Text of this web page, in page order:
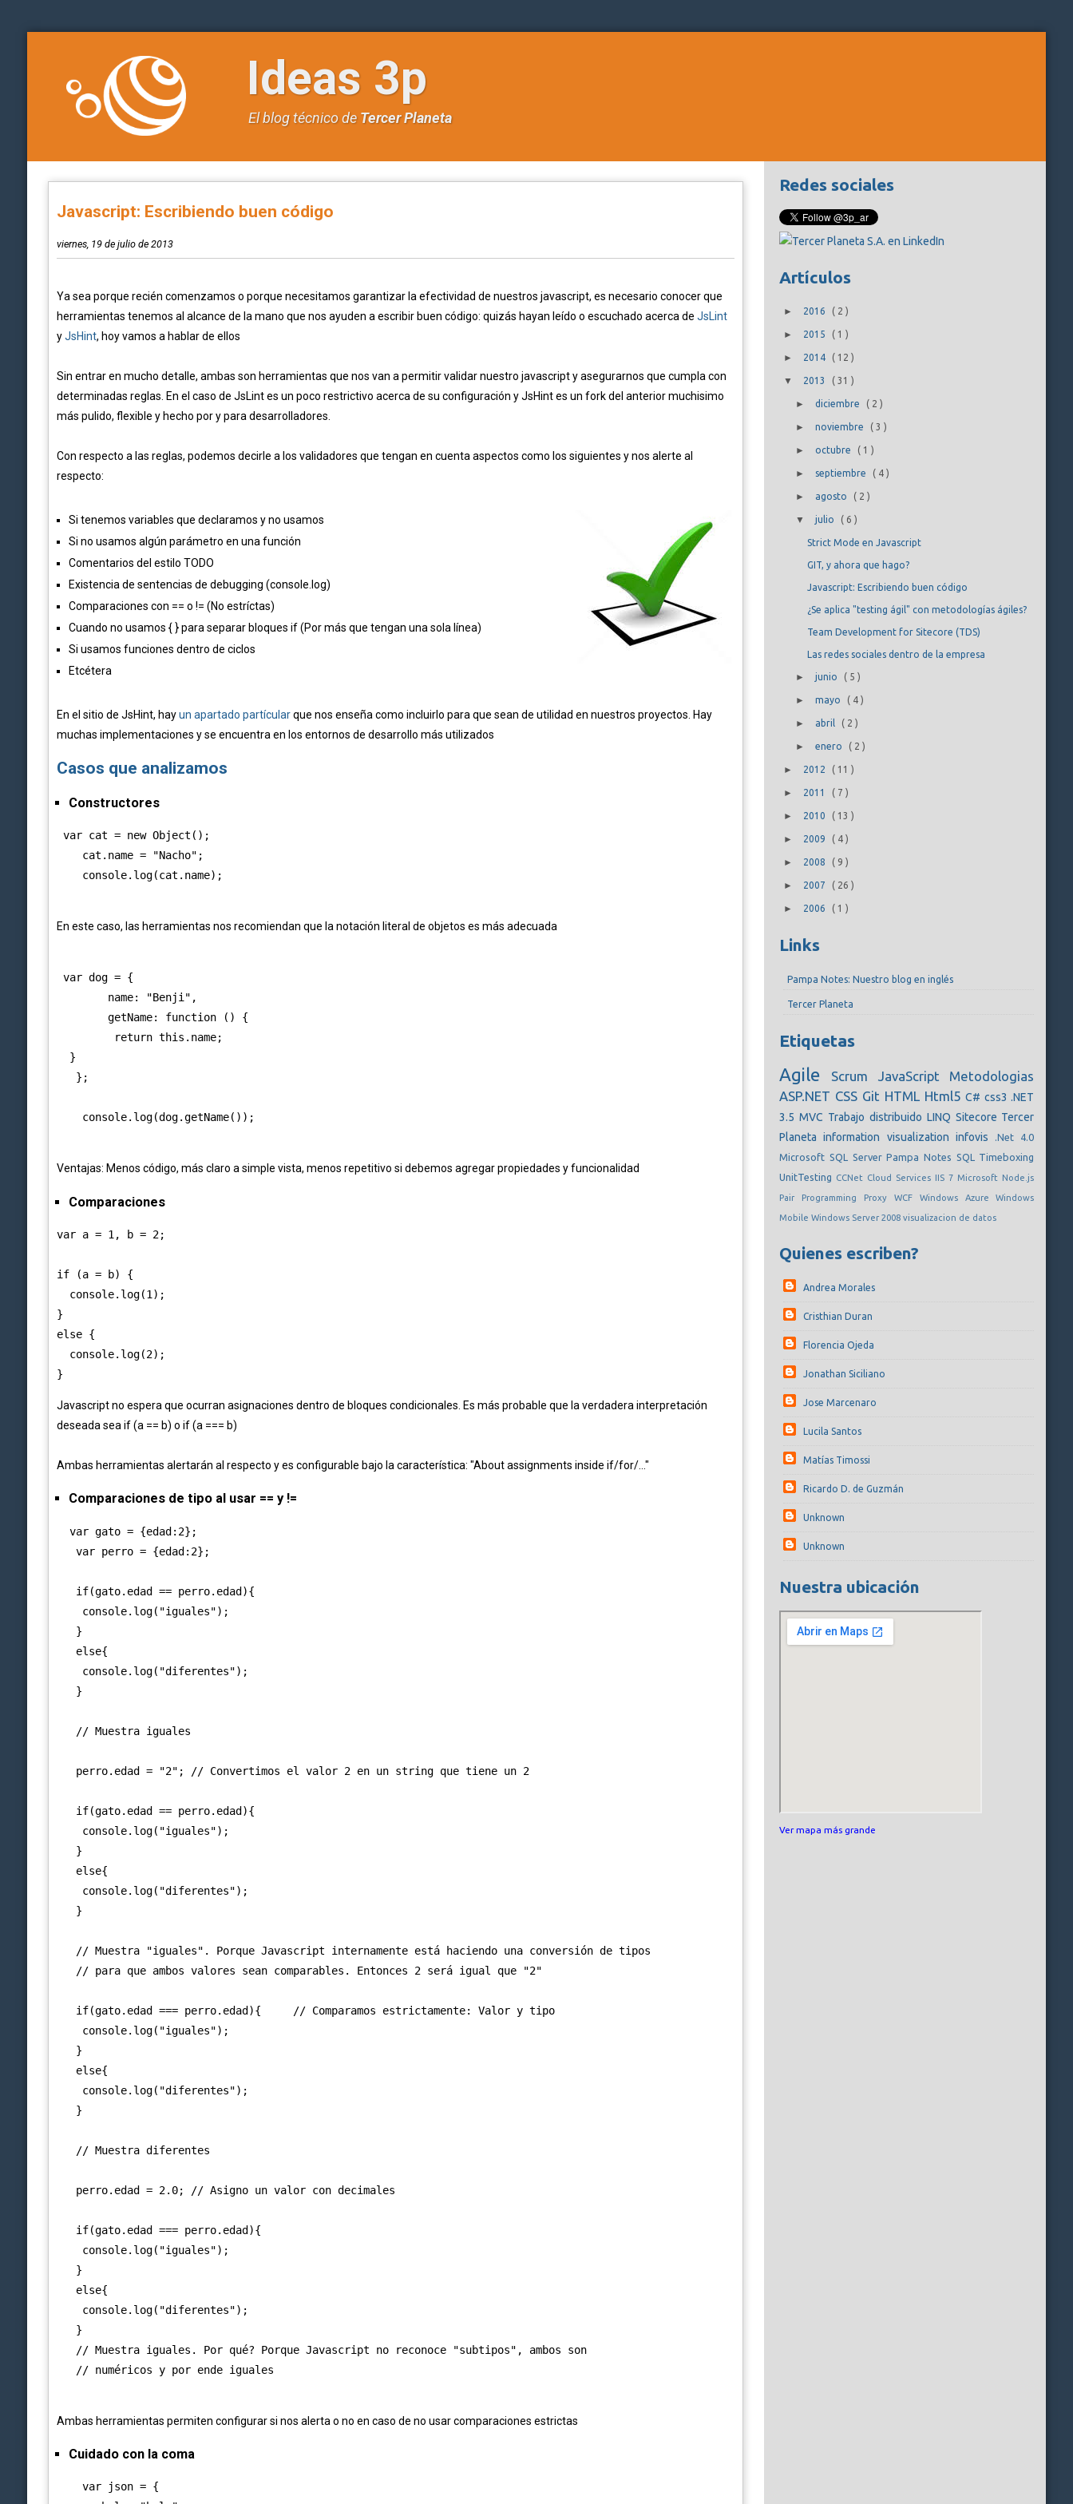
Ideas 3p
El blog técnico deTercer Planeta
Javascript: Escribiendo buen código
viernes, 19 de julio de 2013
Ya sea porque recién comenzamos o porque necesitamos garantizar la efectividad de nuestros javascript, es necesario conocer que
herramientas tenemos al alcance de la mano que nos ayuden a escribir buen código: quizás hayan leído o escuchado acerca de JsLint
yJsHint, hoy vamos a hablar de ellos
Sin entrar en mucho detalle, ambas son herramientas que nos van a permitir validar nuestro javascript y asegurarnos que cumpla con
determinadas reglas. En el caso de JsLint es un poco restrictivo acerca de su configuración y JsHint es un fork del anterior muchisimo
más pulido, flexible y hecho por y para desarrolladores.
Con respecto a las reglas, podemos decirle a los validadores que tengan en cuenta aspectos como los siguientes y nos alerte al
respecto:
Si tenemos variables que declaramos y no usamos
Si no usamos algún parámetro en una función
Comentarios del estilo TODO
Existencia de sentencias de debugging (console.log)
Comparaciones con == o != (No estríctas)
Cuando no usamos { } para separar bloques if (Por más que tengan una sola línea)
Si usamos funciones dentro de ciclos
Etcétera
En el sitio de JsHint, hayun apartado partícularque nos enseña como incluirlo para que sean de utilidad en nuestros proyectos. Hay
muchas implementaciones y se encuentra en los entornos de desarrollo más utilizados
Casos que analizamos
Constructores
var cat = new Object();
    cat.name = "Nacho";
En este caso, las herramientas nos recomiendan que la notación literal de objetos es más adecuada
var dog = {
        name: "Benji",
        getName: function () {
         return this.name;
  }
   };
Ventajas: Menos código, más claro a simple vista, menos repetitivo si debemos agregarpropiedades y funcionalidad
Comparaciones
var a = 1, b = 2;
if (a = b) {
  console.log(1);
}
else {
  console.log(2);
Javascript no espera que ocurran asignaciones dentro de bloques condicionales. Es más probable que la verdadera interpretación
deseada sea if (a == b) o if (a === b)
Ambas herramientas alertarán al respecto y es configurable bajo la característica: "About assignments inside if/for/..."
Comparaciones de tipo al usar == y !=
  var gato = {edad:2};
   var perro = {edad:2};
   if(gato.edad == perro.edad){
    console.log("iguales");
   }
   else{
    console.log("diferentes");
   }
   // Muestra iguales
   perro.edad = "2"; // Convertimos el valor 2 en un string que tiene un 2
   if(gato.edad == perro.edad){
    console.log("iguales");
   }
   else{
    console.log("diferentes");
   }
   // Muestra "iguales". Porque Javascript internamente está haciendo una conversión de tipos
   // para que ambos valores sean comparables. Entonces 2 será igual que "2"
   if(gato.edad === perro.edad){     // Comparamos estrictamente: Valor y tipo
    console.log("iguales");
   }
   else{
    console.log("diferentes");
   }
   // Muestra diferentes
   perro.edad = 2.0; // Asigno un valor con decimales
   if(gato.edad === perro.edad){
    console.log("iguales");
   }
   else{
    console.log("diferentes");
   }
   // Muestra iguales. Por qué? Porque Javascript no reconoce "subtipos", ambos son
   // numéricos y por ende iguales
Ambas herramientas permiten configurar si nos alerta o no en caso de no usar comparaciones estrictas
Cuidado con la coma
    var json = {
Redes sociales
Artículos
► 2016 ( 2)
► 2015 ( 1)
► 2014 ( 12)
▼ 2013 (31)
► diciembre ( 2 )
► noviembre ( 3 )
► octubre ( 1 )
► septiembre ( 4 )
► agosto ( 2 )
▼ julio ( 6 )
Strict Mode en Javascript
GIT, y ahora que hago?
Javascript: Escribiendo buen código
¿Se aplica "testing ágil" con metodologías ágiles?
Team Development for Sitecore (TDS)
Las redes sociales dentro de la empresa
► junio ( 5 )
► mayo ( 4 )
► abril ( 2 )
► enero ( 2 )
► 2012 ( 11)
► 2011 ( 7)
► 2010 ( 13)
► 2009 ( 4)
► 2008 ( 9)
► 2007 ( 26)
► 2006 ( 1)
Links
Pampa Notes: Nuestro blog en inglés
Tercer Planeta
Etiquetas
Agile Scrum JavaScript Metodologias
ASP.NET CSS Git HTML Html5 C# css3.NET
3.5MVC Trabajo distribuido LINQ Sitecore Tercer
Planetainformation visualization infovis
.Net 4.0
Microsoft SQL ServerPampa Notes SQL Timeboxing
UnitTesting CCNet Cloud Services IIS 7 Microsoft Node.js
Pair Programming Proxy WCF Windows AzureWindows
MobileWindows Server 2008visualizacion de datos
Quienes escriben?
Andrea Morales
Cristhian Duran
Florencia Ojeda
Jonathan Siciliano
Jose Marcenaro
Lucila Santos
Matías Timossi
Ricardo D. de Guzmán
Unknown
Unknown
Nuestra ubicación
Ver mapa más grande